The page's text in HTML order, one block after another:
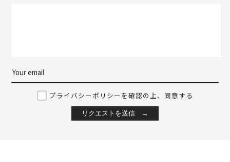
プライバシーポリシーを確認の上、同意する